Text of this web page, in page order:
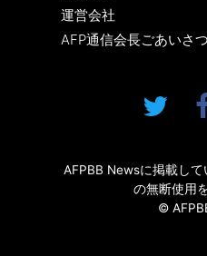
運営会社
AFP通信会長ごあいさつ
AFPBB Newsに掲載し
の無断使用
©